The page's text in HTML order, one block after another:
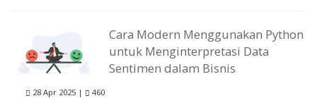
Cara Modern Menggunakan Python
untuk Menginterpretasi Data
Sentimen dalam Bisnis
28 Apr 2025 | 460